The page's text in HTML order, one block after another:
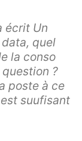
écrit Un
quel
la conso
?
poste à ce
suufisant